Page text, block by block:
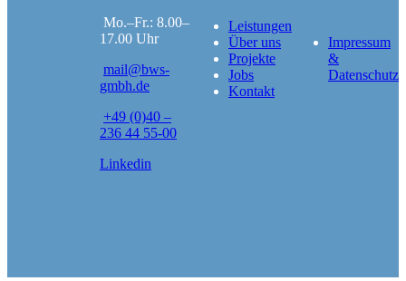
Mo.–Fr.: 8.00–
17.00 Uhr
mail@bws-
gmbh.de
+49 (0)40 –
236 44 55-00
Linkedin
Leistungen
Über uns
Projekte
Jobs
Kontakt
Impressum
&
Datenschutz